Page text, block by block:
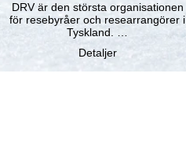
DRV är den största organisationen
för resebyråer och researrangörer i
Tyskland. …
Detaljer